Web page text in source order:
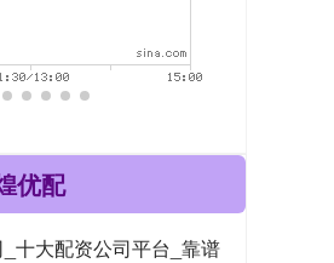
优配
十大配资公司平台_靠谱